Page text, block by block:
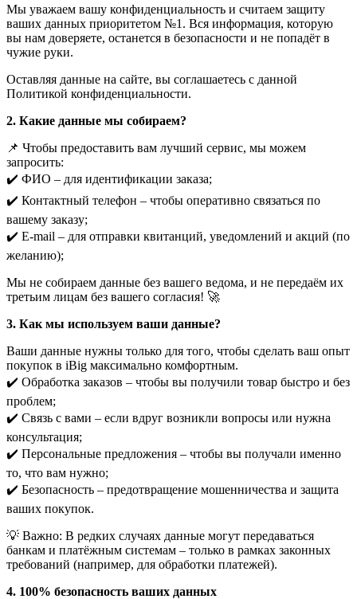
Мы уважаем вашу конфиденциальность и считаем защиту
ваших данных приоритетом №1. Вся информация, которую
вы нам доверяете, останется в безопасности и не попадёт в
чужие руки.
Оставляя данные на сайте, вы соглашаетесь с данной
Политикой конфиденциальности.
2. Какие данные мы собираем?
📌 Чтобы предоставить вам лучший сервис, мы можем
запросить:
✔️ ФИО – для идентификации заказа;
✔️ Контактный телефон – чтобы оперативно связаться по
вашему заказу;
✔️ E-mail – для отправки квитанций, уведомлений и акций (по
желанию);
Мы не собираем данные без вашего ведома, и не передаём их
третьим лицам без вашего согласия! 🚀
3. Как мы используем ваши данные?
Ваши данные нужны только для того, чтобы сделать ваш опыт
покупок в iBig максимально комфортным.
✔️ Обработка заказов – чтобы вы получили товар быстро и без
проблем;
✔️ Связь с вами – если вдруг возникли вопросы или нужна
консультация;
✔️ Персональные предложения – чтобы вы получали именно
то, что вам нужно;
✔️ Безопасность – предотвращение мошенничества и защита
ваших покупок.
💡 Важно: В редких случаях данные могут передаваться
банкам и платёжным системам – только в рамках законных
требований (например, для обработки платежей).
4. 100% безопасность ваших данных